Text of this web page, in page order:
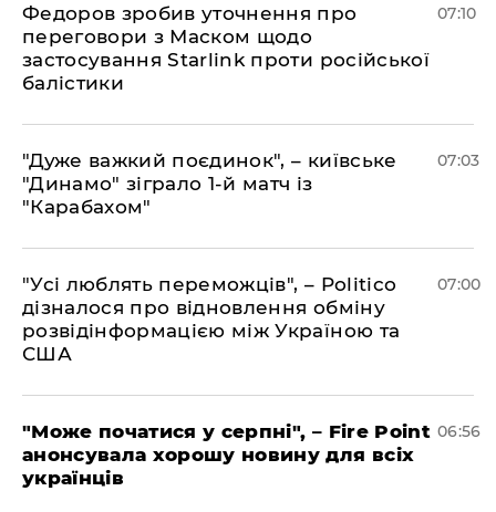
Федоров зробив уточнення про
переговори з Маском щодо
застосування Starlink проти російської
балістики
07:10
"Дуже важкий поєдинок", – київське
"Динамо" зіграло 1-й матч із
"Карабахом"
07:03
"Усі люблять переможців", – Politico
дізналося про відновлення обміну
розвідінформацією між Україною та
США
07:00
"Може початися у серпні", – Fire Point
анонсувала хорошу новину для всіх
українців
06:56